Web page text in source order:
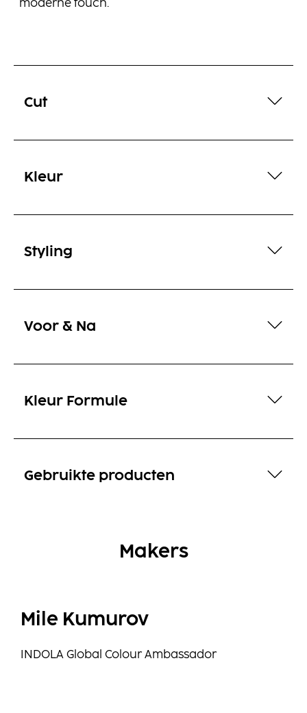
moderne touch.
Cut
Kleur
Styling
Voor & Na
Kleur Formule
Gebruikte producten
Makers
Mile Kumurov
INDOLA Global Colour Ambassador